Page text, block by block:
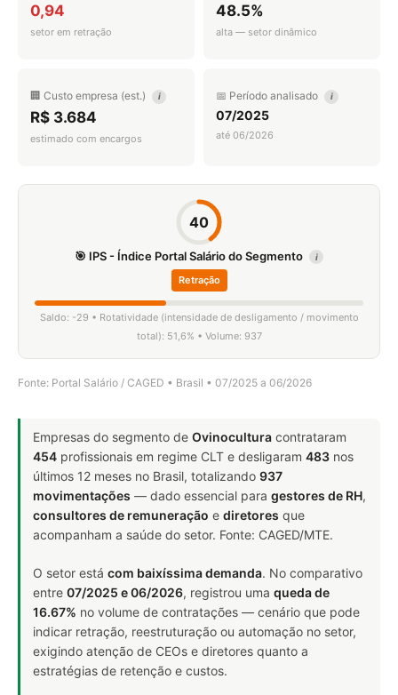
0,94
setor em retração
48.5%
alta — setor dinâmico
🏢 Custo empresa (est.) i
R$ 3.684
estimado com encargos
📅 Período analisado i
07/2025
até 06/2026
40
🎯 IPS - Índice Portal Salário do Segmento i
Retração
Saldo: -29 • Rotatividade (intensidade de desligamento / movimento
total): 51,6% • Volume: 937
Fonte: Portal Salário / CAGED • Brasil • 07/2025 a 06/2026
Empresas do segmento de Ovinocultura contrataram
454 profissionais em regime CLT e desligaram 483 nos
últimos 12 meses no Brasil, totalizando 937
movimentações — dado essencial para gestores de RH,
consultores de remuneração e diretores que
acompanham a saúde do setor. Fonte: CAGED/MTE.
O setor está com baixíssima demanda. No comparativo
entre 07/2025 e 06/2026, registrou uma queda de
16.67% no volume de contratações — cenário que pode
indicar retração, reestruturação ou automação no setor,
exigindo atenção de CEOs e diretores quanto a
estratégias de retenção e custos.